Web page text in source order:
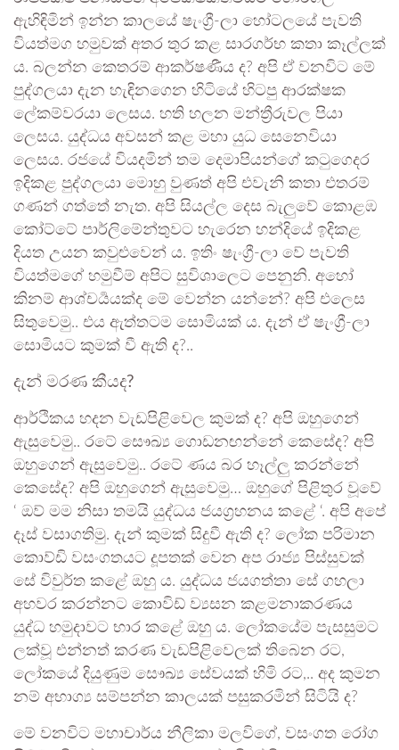
ඇහිඳිමින් ඉන්න කාලයේ ෂැංග්‍රී-ලා හෝටලයේ පැවති
වියත්මග හමුවක් අතර තුර කළ සාරගර්භ කතා කෑල්ලක්
ය. බලන්න කෙතරම් ආකර්ෂණීය ද? අපි ඒ වනවිට මේ
පුද්ගලයා දැන හැඳිනගෙන හිටියේ හිටපු ආරක්ෂක
ලේකම්වරයා ලෙසය. හති හලන මන්ත්‍රීරුවල පියා
ලෙසය. යුද්ධය අවසන් කළ මහා යුධ සෙනෙවියා
ලෙසය. රජයේ වියදමින් තම දෙමාපියන්ගේ කටුගෙදර
ඉදිකළ පුද්ගලයා මොහු වුණත් අපි එවැනි කතා එතරම්
ගණන් ගත්තේ නැත. අපි සියල්ල දෙස බැලුවේ කොළඹ
කෝට්ටේ පාර්ලිමේන්තුවට හැරෙන හන්දියේ ඉදිකළ
දියත උයන කවුළුවෙන් ය. ඉතිං ෂැංග්‍රී-ලා වේ පැවති
වියත්මගේ හමුවීම් අපිට සුවිශාලෙට පෙනුනි. අහෝ
කිනම් ආශ්චර්‍යයක්ද මේ වෙන්න යන්නේ? අපි එලෙස
සිතුවෙමු.. එය ඇත්තටම සොමියක් ය. දැන් ඒ ෂැංග්‍රී-ලා
සොමියට කුමක් වී ඇති ද?..
දැන් මරණ කීයද?
ආර්ථිකය හදන වැඩපිළිවෙල කුමක් ද? අපි ඔහුගෙන්
ඇසුවෙමු.. රටේ සෞඛ්‍ය ගොඩනඟන්නේ කෙසේද? අපි
ඔහුගෙන් ඇසුවෙමු.. රටේ ණය බර හෑල්ලු කරන්නේ
කෙසේද? අපි ඔහුගෙන් ඇසුවෙමු… ඔහුගේ පිළිතුර වූවේ
‘ ඔව් මම නිසා තමයි යුද්ධය ජයග්‍රහනය කළේ ‘. අපි අපේ
දෑස් වසාගතිමු. දැන් කුමක් සිදුවී ඇති ද? ලෝක පරිමාන
කොව්ඩි වසංගතයට දූපතක් වෙන අප රාජ්‍ය පිස්සුවක්
සේ විවුර්ත කළේ ඔහු ය. යුද්ධය ජයගත්තා සේ ගහලා
අහවර කරන්නට කොවිඩ් ව්‍යසන කළමනාකරණය
යුද්ධ හමුදාවට භාර කළේ ඔහු ය. ලෝකයේම පැසසුමට
ලක්වූ එන්නත් කරණ වැඩපිළිවෙලක් තිබෙන රට,
ලෝකයේ දියුණුම සෞඛ්‍ය සේවයක් හිමි රට,.. අද කුමන
නම් අභාග්‍ය සම්පන්න කාලයක් පසුකරමින් සිටියි ද?
මේ වනවිට මහාචාර්ය නීලිකා මලවිගේ, වසංගත රෝග